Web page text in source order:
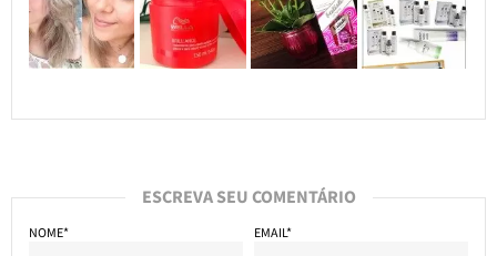
ESCREVA SEU COMENTÁRIO
NOME* EMAIL*